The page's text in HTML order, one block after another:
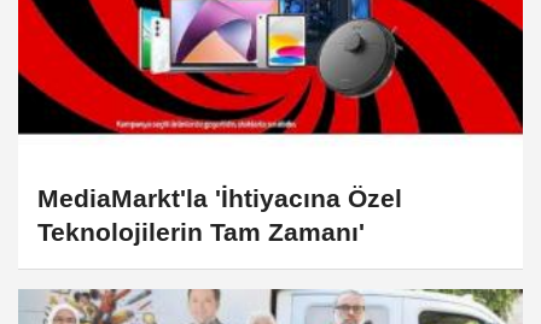
MediaMarkt'la 'İhtiyacına Özel
Teknolojilerin Tam Zamanı'